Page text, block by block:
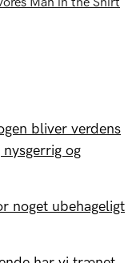
Man in the Shirt
bliver verdens
og
noget ubehageligt